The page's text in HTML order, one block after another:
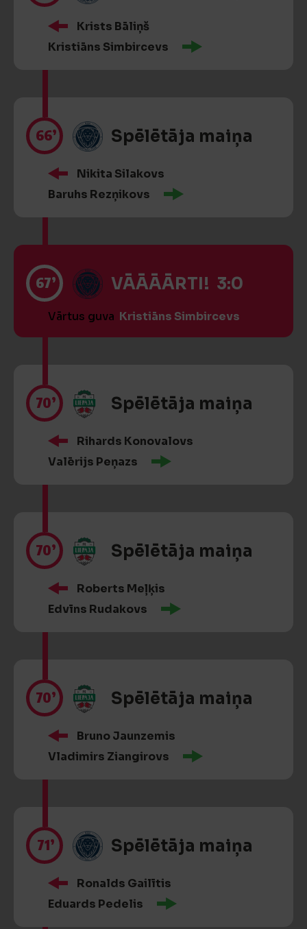
Krists Bāliņš
Kristiāns Simbircevs
66’ Spēlētāja maiņa
Nikita Silakovs
Baruhs Rezņikovs
67’ VĀĀĀĀRTI! 3:0
Vārtus guva Kristiāns Simbircevs
70’ Spēlētāja maiņa
Rihards Konovalovs
Valērijs Peņazs
70’ Spēlētāja maiņa
Roberts Meļķis
Edvīns Rudakovs
70’ Spēlētāja maiņa
Bruno Jaunzemis
Vladimirs Ziangirovs
71’ Spēlētāja maiņa
Ronalds Gailītis
Eduards Pedelis